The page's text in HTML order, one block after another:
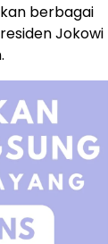
berbagai
Jokowi